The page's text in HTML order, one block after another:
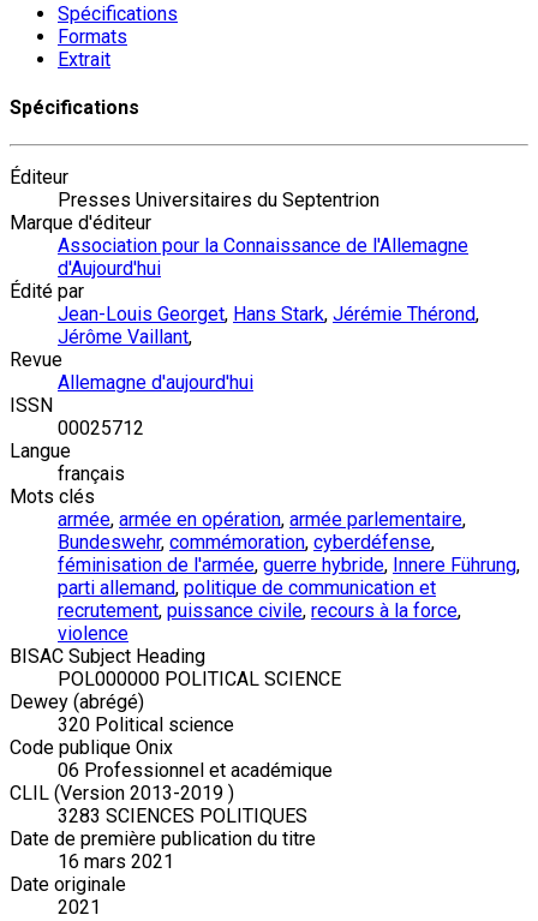
Spécifications
Formats
Extrait
Spécifications
Éditeur
Presses Universitaires du Septentrion
Marque d'éditeur
Association pour la Connaissance de l'Allemagne
d'Aujourd'hui
Édité par
Jean-Louis Georget, Hans Stark, Jérémie Thérond,
Jérôme Vaillant,
Revue
Allemagne d'aujourd'hui
ISSN
00025712
Langue
français
Mots clés
armée, armée en opération, armée parlementaire,
Bundeswehr, commémoration, cyberdéfense,
féminisation de l'armée, guerre hybride, Innere Führung,
parti allemand, politique de communication et
recrutement, puissance civile, recours à la force,
violence
BISAC Subject Heading
POL000000 POLITICAL SCIENCE
Dewey (abrégé)
320 Political science
Code publique Onix
06 Professionnel et académique
CLIL (Version 2013-2019 )
3283 SCIENCES POLITIQUES
Date de première publication du titre
16 mars 2021
Date originale
2021